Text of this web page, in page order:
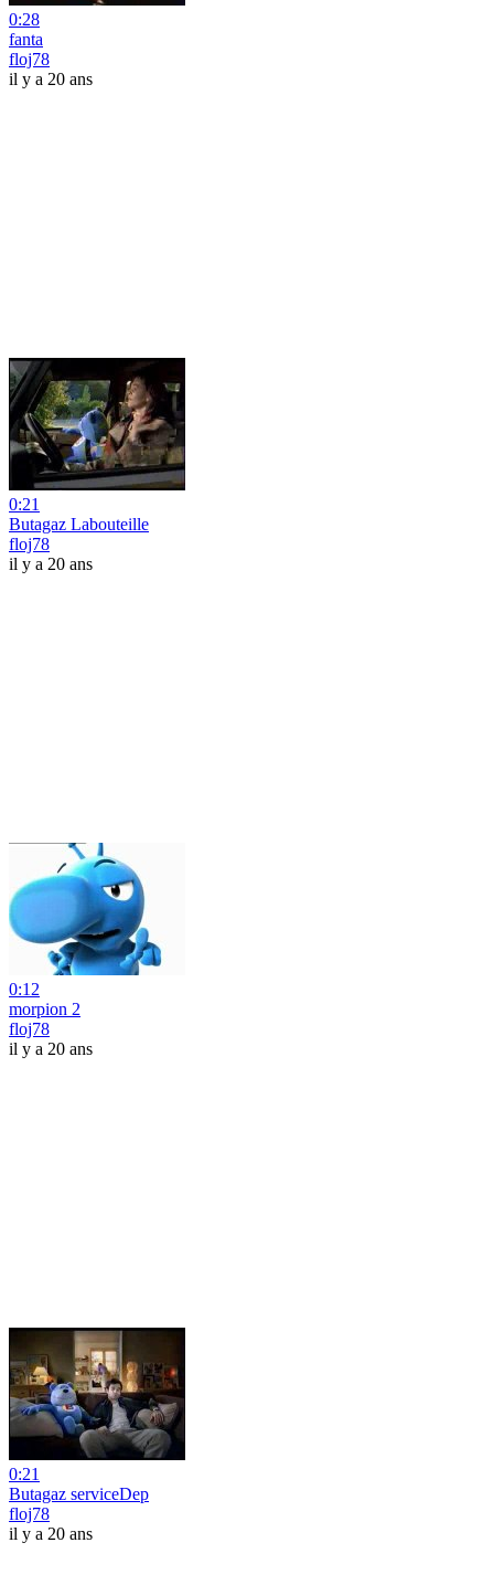
0:28
fanta
floj78
il y a 20 ans
0:21
Butagaz Labouteille
floj78
il y a 20 ans
0:12
morpion 2
floj78
il y a 20 ans
0:21
Butagaz serviceDep
floj78
il y a 20 ans